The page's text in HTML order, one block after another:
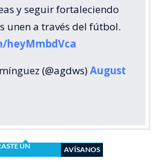
y seguir fortaleciendo
unen a través del fútbol.
(@agdws)August
UN
AVÍSANOS